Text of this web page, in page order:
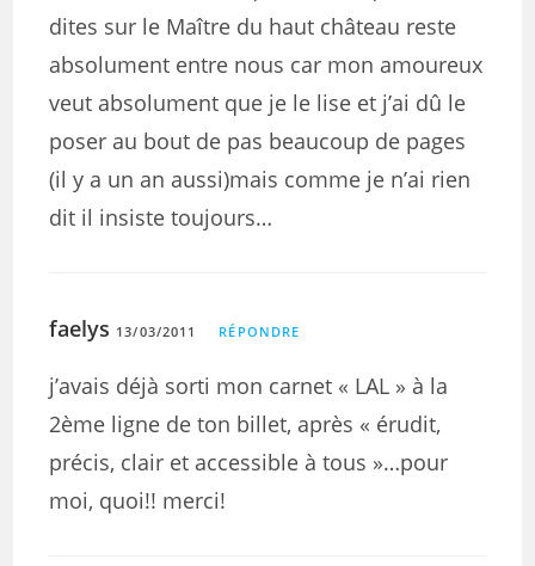
dites sur le Maître du haut château reste
absolument entre nous car mon amoureux
veut absolument que je le lise et j’ai dû le
poser au bout de pas beaucoup de pages
(il y a un an aussi)mais comme je n’ai rien
dit il insiste toujours…
faelys 13/03/2011 RÉPONDRE
j’avais déjà sorti mon carnet « LAL » à la
2ème ligne de ton billet, après « érudit,
précis, clair et accessible à tous »…pour
moi, quoi!! merci!